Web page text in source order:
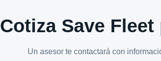
Cotiza Save
Un asesor te contactará con